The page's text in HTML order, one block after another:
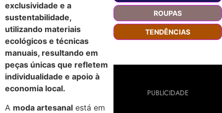
exclusividade e a
sustentabilidade,
utilizando materiais
ecológicos e técnicas
manuais, resultando em
peças únicas que refletem
individualidade e apoio à
economia local.
A moda artesanal está em
ROUPAS
TENDÊNCIAS
PUBLICIDADE